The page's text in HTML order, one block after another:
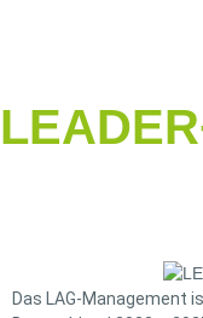
Das LAG-Management